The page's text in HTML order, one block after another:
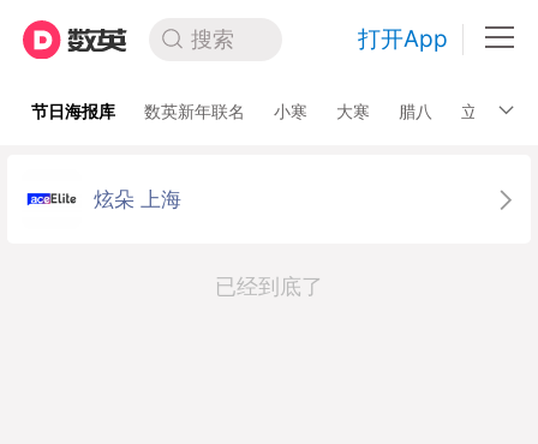
搜索 打开App
节日海报库 数英新年联名 小寒 大寒 腊八 立春
炫朵 上海
已经到底了